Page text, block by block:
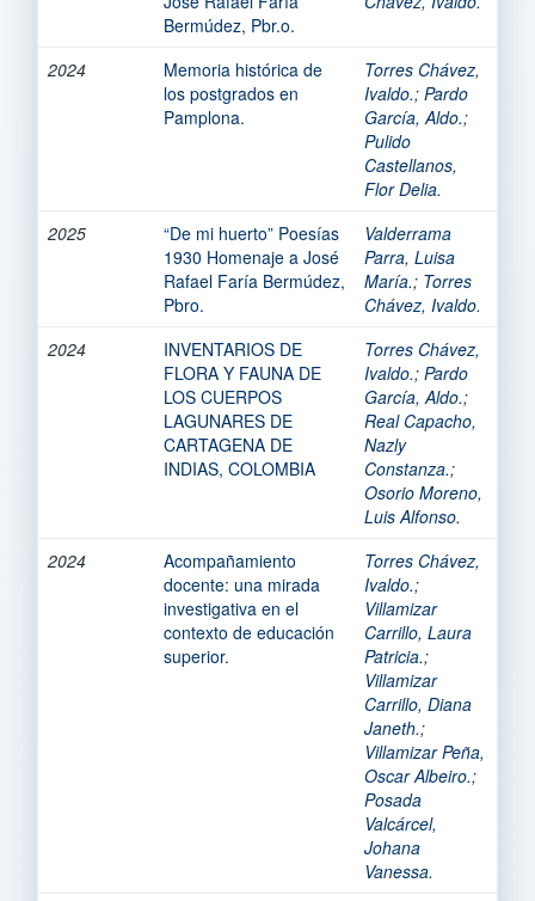
Bermúdez, Pbr.o.
2024
Memoria histórica de
los postgrados en
Pamplona.
Torres Chávez,
Ivaldo.; Pardo
García, Aldo.;
Pulido
Castellanos,
Flor Delia.
2025
“De mi huerto” Poesías
1930 Homenaje a José
Rafael Faría Bermúdez,
Pbro.
Valderrama
Parra, Luisa
María.; Torres
Chávez, Ivaldo.
2024
INVENTARIOS DE
FLORA Y FAUNA DE
LOS CUERPOS
LAGUNARES DE
CARTAGENA DE
INDIAS, COLOMBIA
Torres Chávez,
Ivaldo.; Pardo
García, Aldo.;
Real Capacho,
Nazly
Constanza.;
Osorio Moreno,
Luis Alfonso.
2024
Acompañamiento
docente: una mirada
investigativa en el
contexto de educación
superior.
Torres Chávez,
Ivaldo.;
Villamizar
Carrillo, Laura
Patricia.;
Villamizar
Carrillo, Diana
Janeth.;
Villamizar Peña,
Oscar Albeiro.;
Posada
Valcárcel,
Johana
Vanessa.